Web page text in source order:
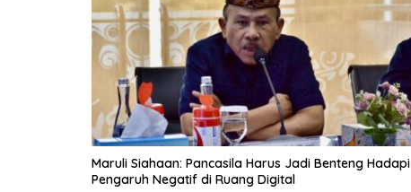
Maruli Siahaan: Pancasila Harus Jadi Benteng Hadapi
Pengaruh Negatif di Ruang Digital